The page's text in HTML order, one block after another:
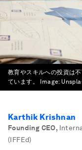
教育やスキルへの投資は
ています。
Image:
Karthik Krishnan
Founding CEO,
(IFFEd)